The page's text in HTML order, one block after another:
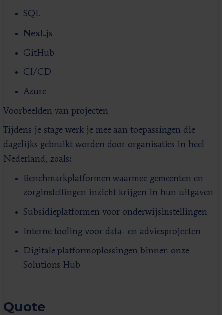
SQL
Next.js
GitHub
CI/CD
Azure
Voorbeelden van projecten
Tijdens je stage werk je mee aan toepassingen die
dagelijks gebruikt worden door organisaties in heel
Nederland, zoals:
Benchmarkplatformen waarmee gemeenten en
zorginstellingen inzicht krijgen in hun uitgaven
Subsidieplatformen voor onderwijsinstellingen
Interne tooling voor data- en adviesprojecten
Digitale platformoplossingen binnen onze
Solutions Hub
Quote